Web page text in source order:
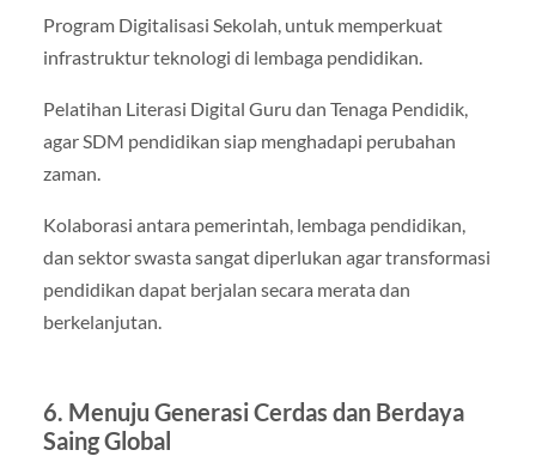
Program Digitalisasi Sekolah, untuk memperkuat
infrastruktur teknologi di lembaga pendidikan.
Pelatihan Literasi Digital Guru dan Tenaga Pendidik,
agar SDM pendidikan siap menghadapi perubahan
zaman.
Kolaborasi antara pemerintah, lembaga pendidikan,
dan sektor swasta sangat diperlukan agar transformasi
pendidikan dapat berjalan secara merata dan
berkelanjutan.
6. Menuju Generasi Cerdas dan Berdaya
Saing Global